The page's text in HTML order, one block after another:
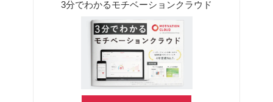
3分でわかるモチベーションクラウド